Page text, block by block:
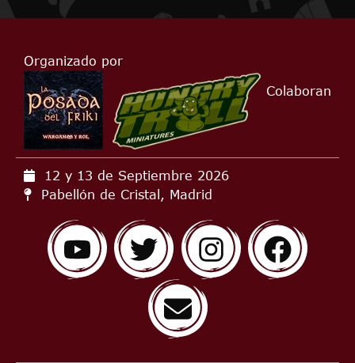
Organizado por
Colaboran
12 y 13 de Septiembre 2026
Pabellón de Cristal, Madrid